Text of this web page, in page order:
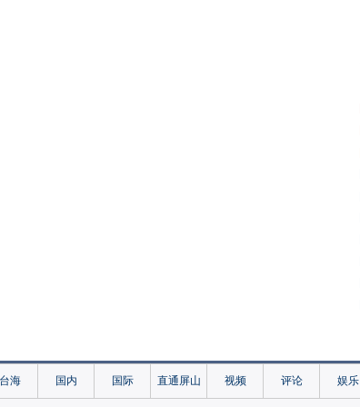
台海 国内 国际 直通屏山 视频 评论 娱乐